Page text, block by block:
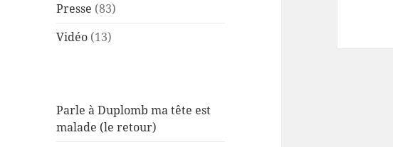
Presse (83)
Vidéo (13)
Parle à Duplomb ma tête est
malade (le retour)